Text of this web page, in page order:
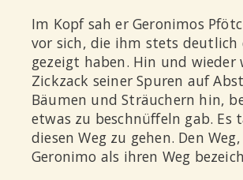
Im Kopf sah er Geronimos
vor sich, die ihm stets deutlich
gezeigt haben. Hin und wieder
Zickzack seiner Spuren auf
Bäumen und Sträuchern hin,
etwas zu beschnüffeln gab. Es
diesen Weg zu gehen. Den
Geronimo als ihren Weg